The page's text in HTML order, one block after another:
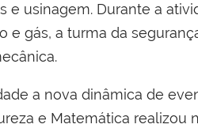
e usinagem. Durante a
e gás, a turma da
a nova dinâmica de
e Matemática